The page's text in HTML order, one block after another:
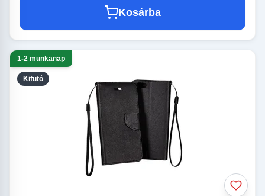
Kosárba
Kifutó
1-2 munkanap